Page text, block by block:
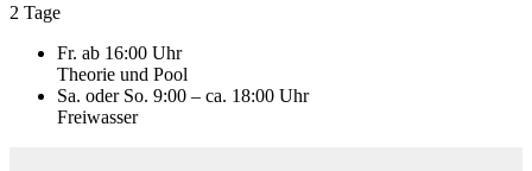
2 Tage
Fr. ab 16:00 Uhr
Theorie und Pool
Sa. oder So. 9:00 – ca. 18:00 Uhr
Freiwasser